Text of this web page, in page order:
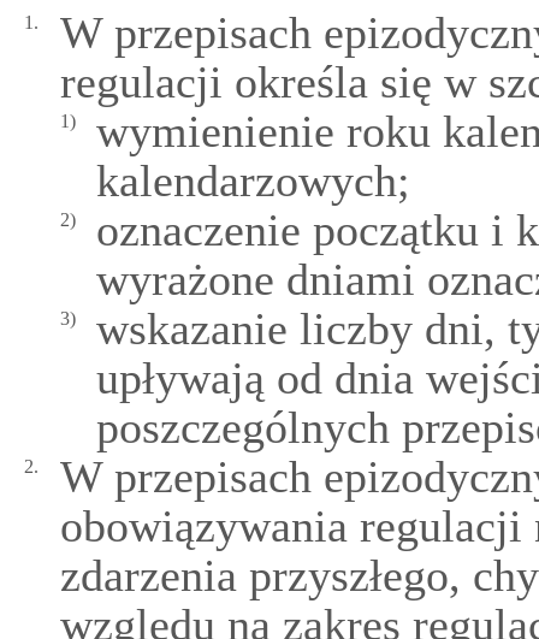
1.
W przepisach
regulacji określa się w
1)
wymienienie roku
kalendarzowych;
2)
oznaczenie początku i
wyrażone dniami
3)
wskazanie liczby dni,
upływają od dnia
poszczególnych
2.
W przepisach
obowiązywania regulacji
zdarzenia przyszłego,
względu na zakres